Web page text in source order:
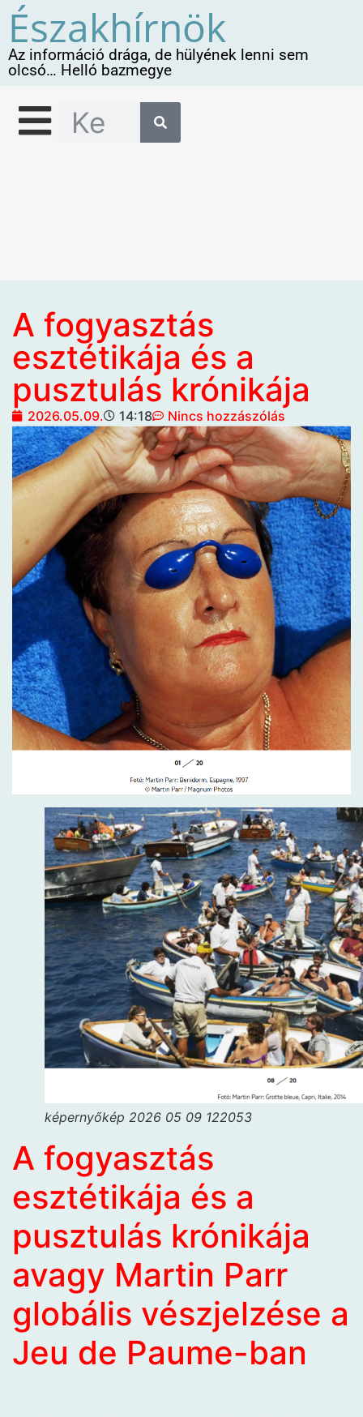
Északhírnök
Az információ drága, de hülyének lenni sem
olcsó… Helló bazmegye
A fogyasztás
esztétikája és a
pusztulás krónikája
2026.05.09. 14:18 Nincs hozzászólás
képernyőkép 2026 05 09 122053
A fogyasztás
esztétikája és a
pusztulás krónikája
avagy Martin Parr
globális vészjelzése a
Jeu de Paume-ban